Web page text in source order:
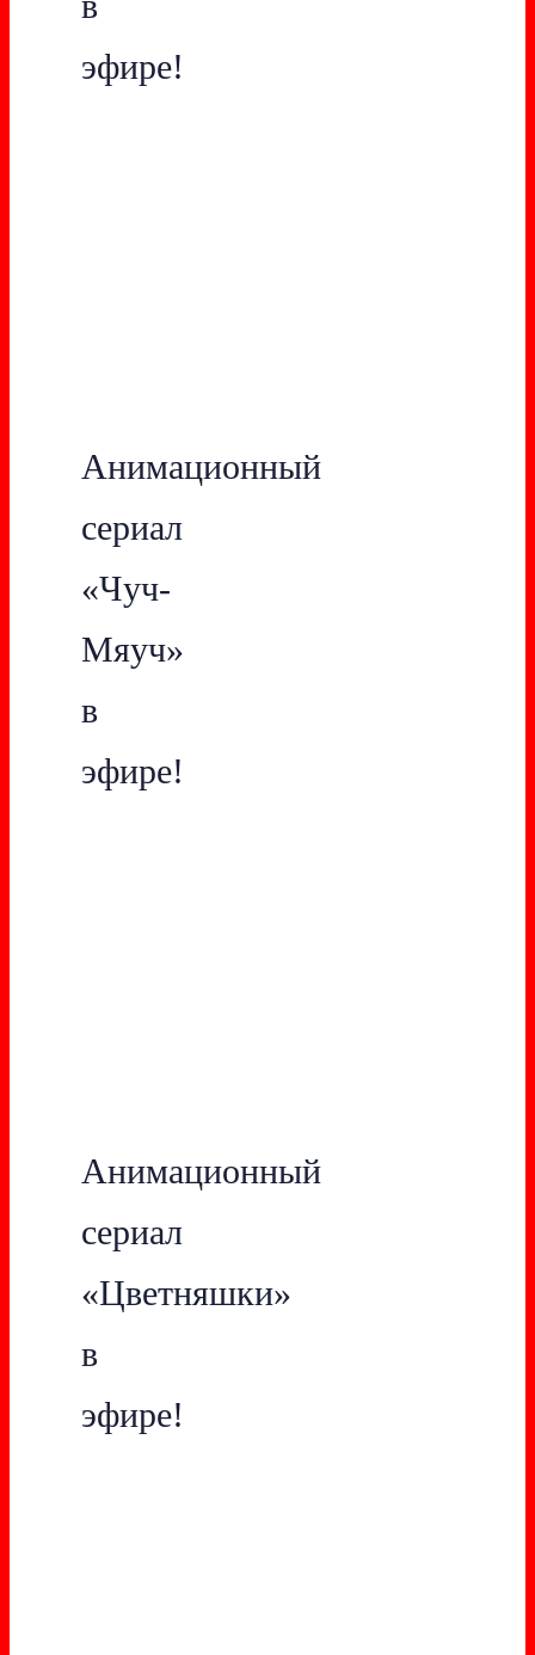
эфире!
Анимационный
сериал
«Чуч-
Мяуч»
в
эфире!
Анимационный
сериал
«Цветняшки»
в
эфире!